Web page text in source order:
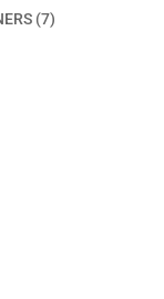
77